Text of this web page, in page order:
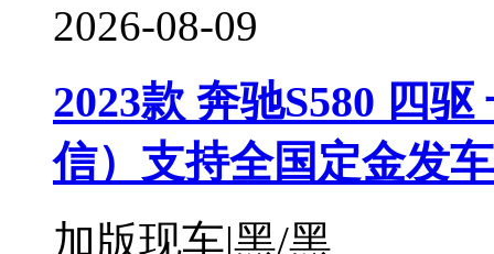
2026-08-09
2023款 奔驰S580 四
信）支持全国定金发
加版现车|黑/黑